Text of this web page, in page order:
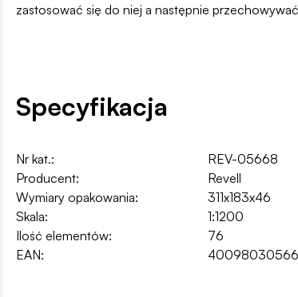
zastosować się do niej a następnie
Specyfikacja
Nr kat.:
REV-05668
Producent:
Revell
Wymiary opakowania:
311x183x46
Skala:
1:1200
Ilość elementów:
76
EAN: